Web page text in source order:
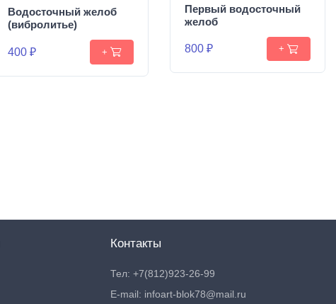
Водосточный желоб
(вибролитье)
400 ₽ +
Первый водосточный
желоб
800 ₽ +
Контакты
Тел: +7(812)923-26-99
E-mail: infoart-blok78@mail.ru